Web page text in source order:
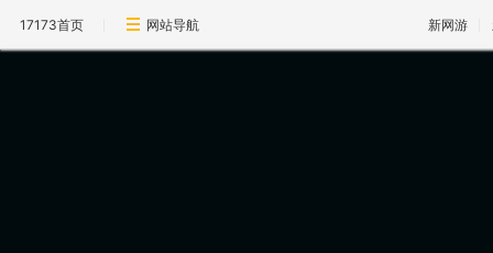
17173首页 网站导航 新网游